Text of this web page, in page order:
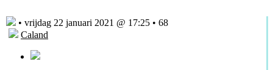
• vrijdag 22 januari 2021 @ 17:25 • 68
Caland